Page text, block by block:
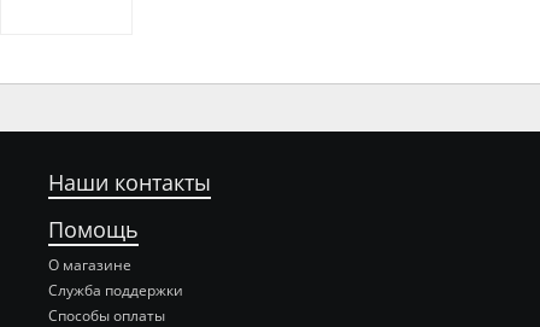
Наши контакты
Помощь
О магазине
Служба поддержки
Способы оплаты